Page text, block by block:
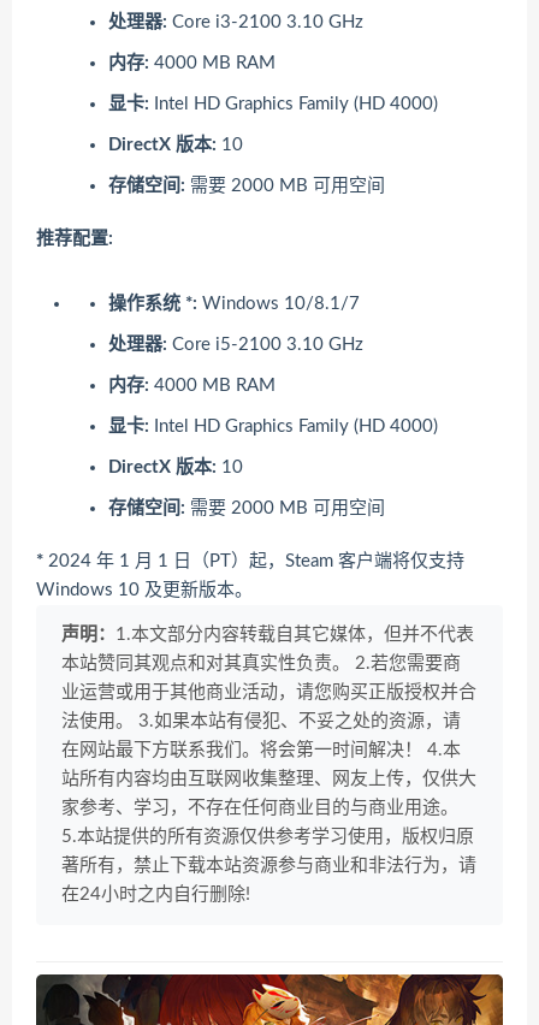
处理器: Core i3-2100 3.10 GHz
内存: 4000 MB RAM
显卡: Intel HD Graphics Family (HD 4000)
DirectX 版本: 10
存储空间: 需要 2000 MB 可用空间
推荐配置:
操作系统 *: Windows 10/8.1/7
处理器: Core i5-2100 3.10 GHz
内存: 4000 MB RAM
显卡: Intel HD Graphics Family (HD 4000)
DirectX 版本: 10
存储空间: 需要 2000 MB 可用空间
* 2024 年 1 月 1 日（PT）起，Steam 客户端将仅支持
Windows 10 及更新版本。
声明： 1.本文部分内容转载自其它媒体，但并不代表
本站赞同其观点和对其真实性负责。 2.若您需要商
业运营或用于其他商业活动，请您购买正版授权并合
法使用。 3.如果本站有侵犯、不妥之处的资源，请
在网站最下方联系我们。将会第一时间解决！ 4.本
站所有内容均由互联网收集整理、网友上传，仅供大
家参考、学习，不存在任何商业目的与商业用途。
5.本站提供的所有资源仅供参考学习使用，版权归原
著所有，禁止下载本站资源参与商业和非法行为，请
在24小时之内自行删除!